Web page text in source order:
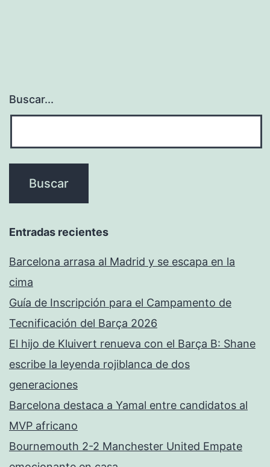
Buscar...
Entradas recientes
Barcelona arrasa al Madrid y se escapa en la
cima
Guía de Inscripción para el Campamento de
Tecnificación del Barça 2026
El hijo de Kluivert renueva con el Barça B: Shane
escribe la leyenda rojiblanca de dos
generaciones
Barcelona destaca a Yamal entre candidatos al
MVP africano
Bournemouth 2-2 Manchester United Empate